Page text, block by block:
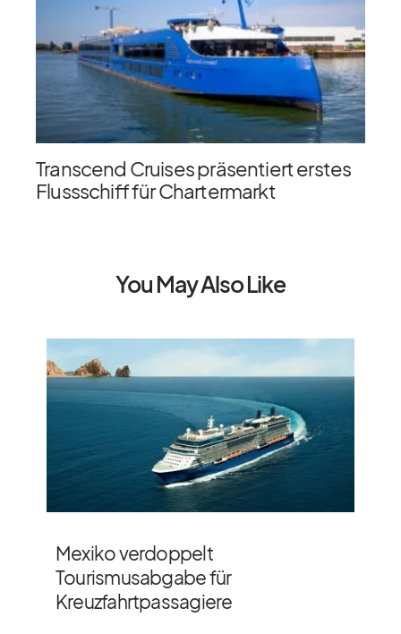
Transcend Cruises präsentiert erstes
Flussschiff für Chartermarkt
You May Also Like
Mexiko verdoppelt
Tourismusabgabe für
Kreuzfahrtpassagiere